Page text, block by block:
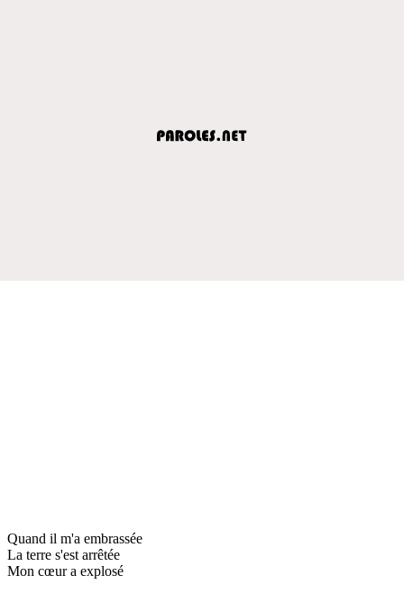
Quand il m'a embrassée
La terre s'est arrêtée
Mon cœur a explosé